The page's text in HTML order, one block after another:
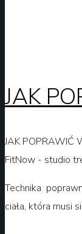
JAK
JAK POPRAWIĆ
FitNow - studio
Technika
ciała, która musi